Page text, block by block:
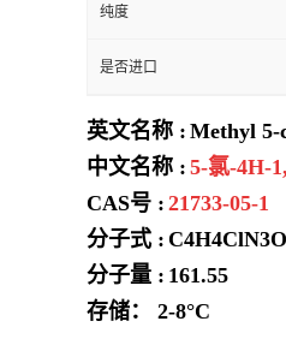
纯度
是否进口
英文名称 : Methyl 5-
中文名称 : 5-氯-4H-
CAS号 : 21733-05-1
分子式 :
分子量 : 161.55
存储： 2-8°C